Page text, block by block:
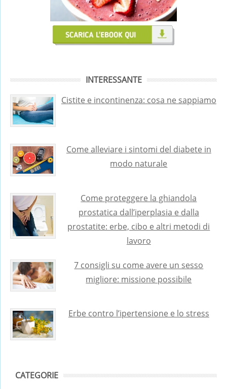
INTERESSANTE
Cistite e incontinenza: cosa ne sappiamo
Come alleviare i sintomi del diabete in
modo naturale
Come proteggere la ghiandola
prostatica dall’iperplasia e dalla
prostatite: erbe, cibo e altri metodi di
lavoro
7 consigli su come avere un sesso
migliore: missione possibile
Erbe contro l’ipertensione e lo stress
CATEGORIE